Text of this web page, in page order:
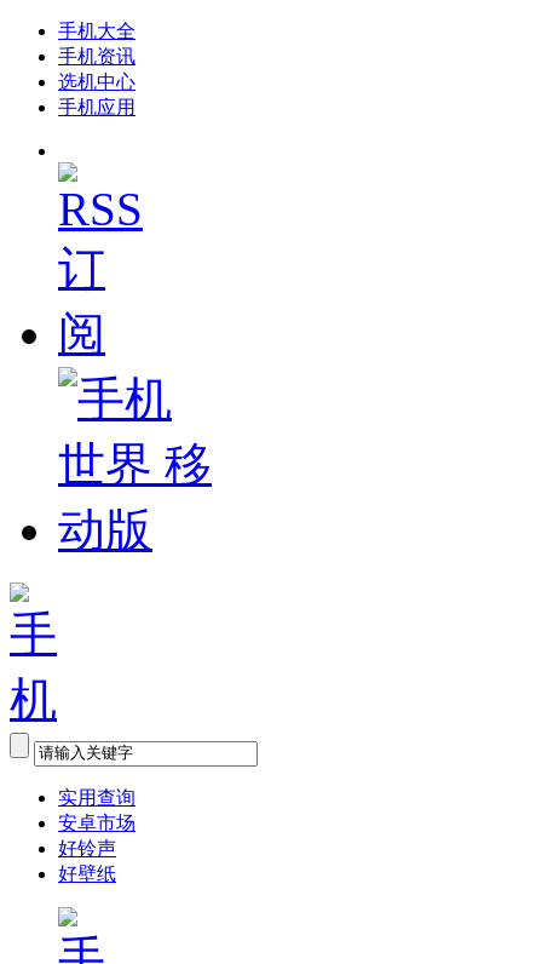
手机大全
手机资讯
选机中心
手机应用
实用查询
安卓市场
好铃声
好壁纸